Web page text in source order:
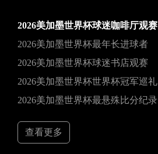
2026美加墨世界杯球迷咖啡厅观赛
2026美加墨世界杯最年长进球者
2026美加墨世界杯球迷书店观赛
2026美加墨世界杯世界杯冠军巡礼
2026美加墨世界杯最悬殊比分纪录
查看更多